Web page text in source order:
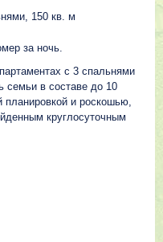
150 кв. м
за ночь.
с 3 спальнями
семьи в составе до 10
планировкой и роскошью,
круглосуточным